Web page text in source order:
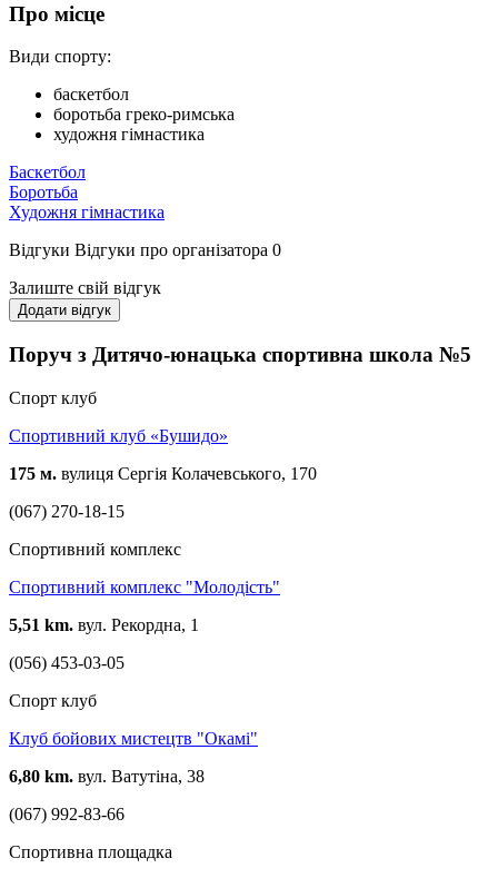
Про місце
Види спорту:
баскетбол
боротьба греко-римська
художня гімнастика
Баскетбол
Боротьба
Художня гімнастика
Відгуки Відгуки про організатора 0
Залиште свій відгук
Додати відгук
Поруч з Дитячо-юнацька спортивна школа №5
Спорт клуб
Спортивний клуб «Бушидо»
175 м. вулиця Сергія Колачевського, 170
(067) 270-18-15
Спортивний комплекс
Спортивний комплекс "Молодість"
5,51 km. вул. Рекордна, 1
(056) 453-03-05
Спорт клуб
Клуб бойових мистецтв "Окамі"
6,80 km. вул. Ватутіна, 38
(067) 992-83-66
Спортивна площадка